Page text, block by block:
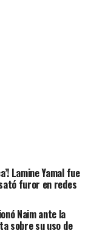
Lamine Yamal fue
furor en redes
Naim ante la
sobre su uso de